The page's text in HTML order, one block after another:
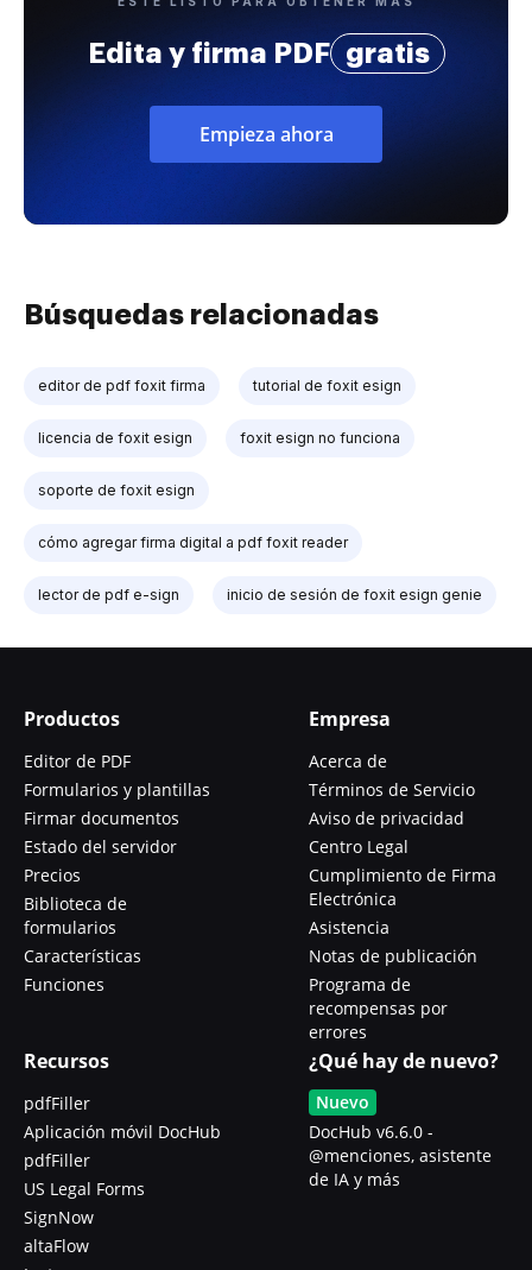
Edita y firma PDF gratis
Empieza ahora
Búsquedas relacionadas
editor de pdf foxit firma tutorial de foxit esign
licencia de foxit esign foxit esign no funciona
soporte de foxit esign
cómo agregar firma digital a pdf foxit reader
lector de pdf e-sign inicio de sesión de foxit esign genie
Productos
Editor de PDF
Formularios y plantillas
Firmar documentos
Estado del servidor
Precios
Biblioteca de
formularios
Características
Funciones
Empresa
Acerca de
Términos de Servicio
Aviso de privacidad
Centro Legal
Cumplimiento de Firma
Electrónica
Asistencia
Notas de publicación
Programa de
recompensas por
errores
Recursos
pdfFiller
Aplicación móvil DocHub
pdfFiller
US Legal Forms
SignNow
altaFlow
¿Qué hay de nuevo?
Nuevo
DocHub v6.6.0 -
@menciones, asistente
de IA y más